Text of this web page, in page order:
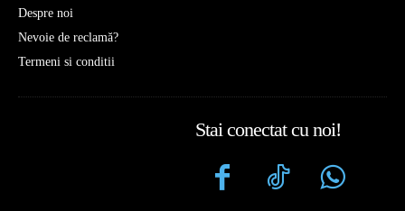
Despre noi
Nevoie de reclamă?
Termeni si conditii
Stai conectat cu noi!